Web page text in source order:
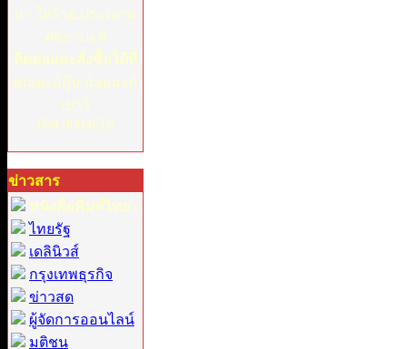
หา,ใส่ร้าย,ประณาม
ศอฮาบะห์
ติดต่อและสั่งซื้อได้ที่
คุณยะอ์กู๊บ น้อยนงค์
เยาว์
084 0004619
ข่าวสาร
หนังสือพิมพ์ไทย :
ไทยรัฐ
เดลินิวส์
กรุงเทพธุรกิจ
ข่าวสด
ผู้จัดการออนไลน์
มติชน